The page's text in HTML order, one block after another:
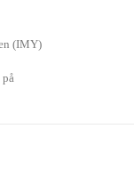
(IMY)
på